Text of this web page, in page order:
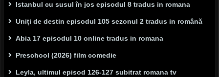
Istanbul cu susul în jos episodul 8 tradus in romana
Uniți de destin episodul 105 sezonul 2 tradus in română
Abia 17 episodul 10 online tradus in romana
Preschool (2026) film comedie
Leyla, ultimul episod 126-127 subitrat romana tv